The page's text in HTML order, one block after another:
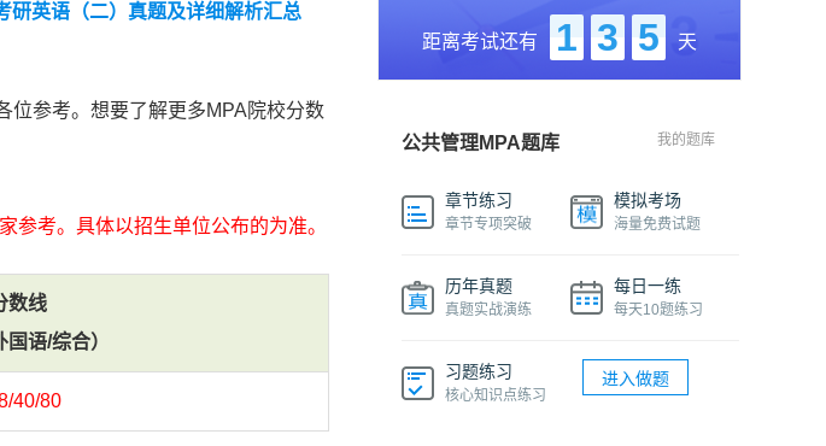
研英语（二）真题及详细解析汇总
位参考。想要了解更多MPA院校分数
参考。具体以招生单位公布的为准。
数线
国语/综合）
40/80
考研英语（二）试题库
2027写作备考攻略
距离考试还有 1 3 5 天
公共管理MPA题库 我的题库
章节练习
章节专项突破
模拟考场
海量免费试题
历年真题
真题实战演练
每日一练
每天10题练习
习题练习
核心知识点练习
进入做题